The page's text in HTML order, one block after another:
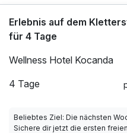
Erlebnis auf dem
für 4 Tage
Wellness Hotel Kocanda
4 Tage
Beliebtes Ziel: Die nächsten
Sichere dir jetzt die ersten